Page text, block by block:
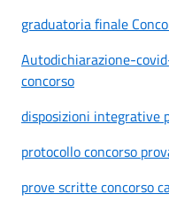
graduatoria finale
Autodichiarazione-
concorso
disposizioni integrative
protocollo concorso
prove scritte concorso